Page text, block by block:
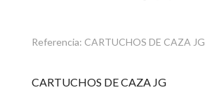
Referencia: CARTUCHOS DE CAZA JG
CARTUCHOS DE CAZA JG